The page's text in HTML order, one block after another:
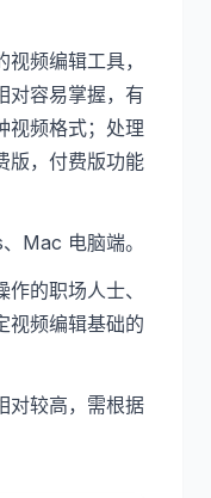
频编辑工具，
对容易掌握，有
视频格式；处理
版，付费版功能
Mac 电脑端。
的职场人士、
视频编辑基础的
对较高，需根据